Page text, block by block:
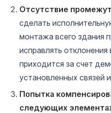
Отсутствие
сделать
монтажа всего здания
исправлять отклонения
приходится за счет
установленных связей
Попытка
следующих